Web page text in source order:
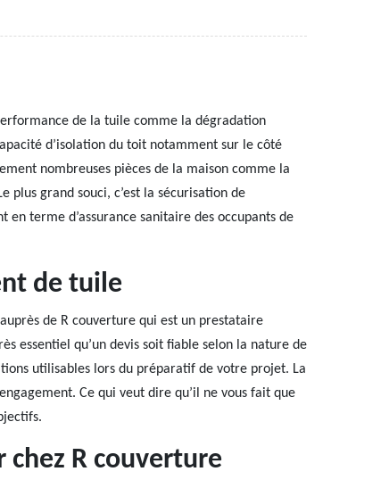
de la tuile comme la dégradation
d’isolation du toit notamment sur le côté
nombreuses pièces de la maison comme la
grand souci, c’est la sécurisation de
terme d’assurance sanitaire des occupants de
de tuile
de R couverture qui est un prestataire
essentiel qu’un devis soit fiable selon la nature de
utilisables lors du préparatif de votre projet. La
Ce qui veut dire qu’il ne vous fait que
chez R couverture